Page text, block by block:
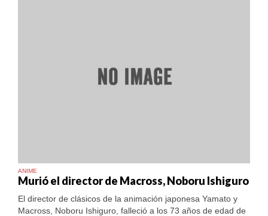
ANIME
Murió el director de Macross, Noboru Ishiguro
El director de clásicos de la animación japonesa Yamato y
Macross, Noboru Ishiguro, falleció a los 73 años de edad de